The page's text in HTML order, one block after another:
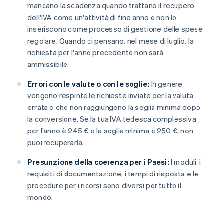
mancano la scadenza quando trattano il recupero
dell'IVA come un'attività di fine anno e non lo
inseriscono come processo di gestione delle spese
regolare. Quando ci pensano, nel mese di luglio, la
richiesta per l'anno precedente non sarà
ammissibile.
Errori con le valute o con le soglie: In genere
vengono respinte le richieste inviate per la valuta
errata o che non raggiungono la soglia minima dopo
la conversione. Se la tua IVA tedesca complessiva
per l'anno è 245 € e la soglia minima è 250 €, non
puoi recuperarla.
Presunzione della coerenza per i Paesi: I moduli, i
requisiti di documentazione, i tempi di risposta e le
procedure per i ricorsi sono diversi per tutto il
mondo.